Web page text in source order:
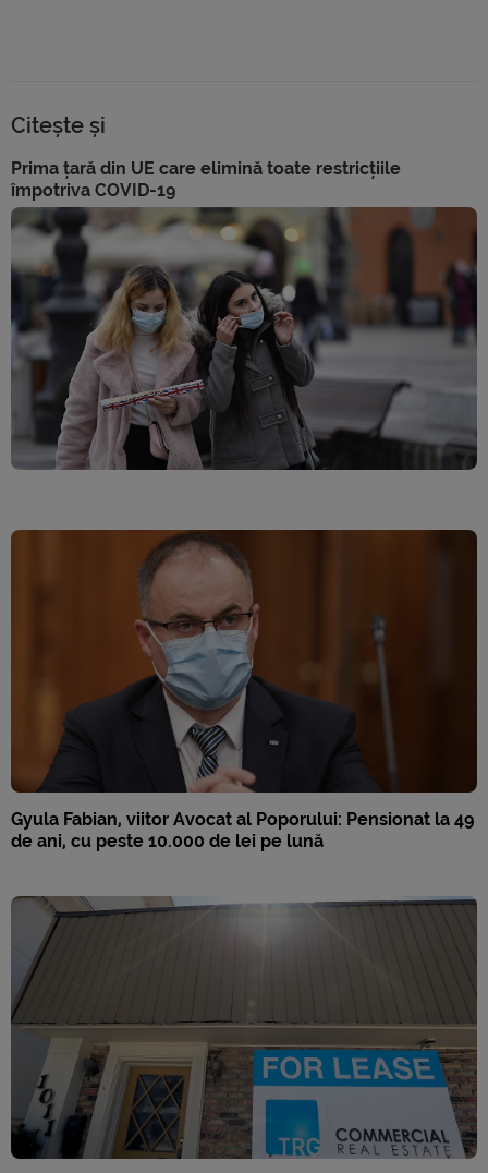
Citește și
Prima țară din UE care elimină toate restricțiile
împotriva COVID-19
Gyula Fabian, viitor Avocat al Poporului: Pensionat la 49
de ani, cu peste 10.000 de lei pe lună